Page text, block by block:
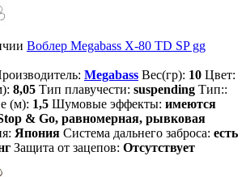
Воблер Megabass X-80 TD SP gg
Megabass Вес(гр): 10 Цвет:
8,05 Тип плавучести: suspending Тип::
(м): 1,5 Шумовые эффекты: имеются
& Go, равномерная, рывковая
Япония Система дальнего заброса: есть
Защита от зацепов: Отсутствует